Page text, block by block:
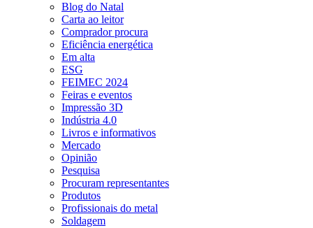
Blog do Natal
Carta ao leitor
Comprador procura
Eficiência energética
Em alta
ESG
FEIMEC 2024
Feiras e eventos
Impressão 3D
Indústria 4.0
Livros e informativos
Mercado
Opinião
Pesquisa
Procuram representantes
Produtos
Profissionais do metal
Soldagem